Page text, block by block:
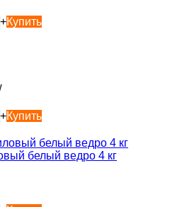
+Купить
+Купить
белый ведро 4 кг